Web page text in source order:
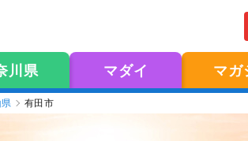
川県 マダイ マガ
有田市